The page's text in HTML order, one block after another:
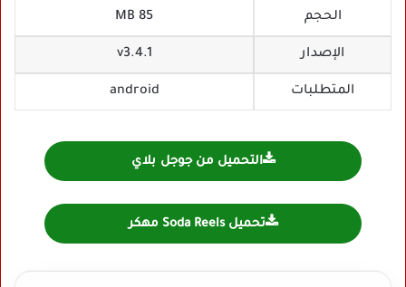
الحجم 85 MB
الإصدار v3.4.1
المتطلبات android
التحميل من جوجل بلاي
تحميل Soda Reels مهكر